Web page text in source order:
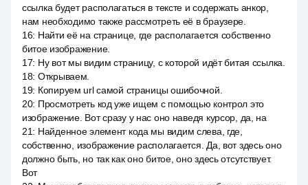
ссылка будет располагаться в тексте и содержать анкор,
нам необходимо также рассмотреть её в браузере.
16: Найти её на странице, где располагается собственно
битое изображение.
17: Ну вот мы видим страницу, с которой идёт битая ссылка.
18: Открываем.
19: Копируем url самой страницы ошибочной.
20: Просмотреть код уже ищем с помощью контрол это
изображение. Вот сразу у нас оно наведя курсор, да, на
21: Найденное элемент кода мы видим слева, где,
собственно, изображение располагается. Да, вот здесь оно
должно быть, но так как оно битое, оно здесь отсутствует.
Вот